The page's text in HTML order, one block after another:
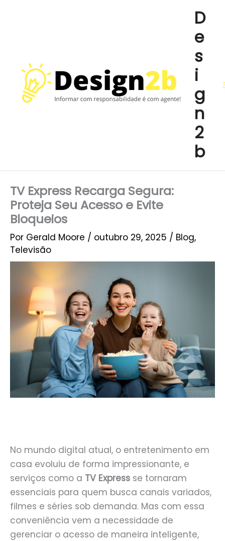
D
e
s
i
g
n
2
b
TV Express Recarga Segura:
Proteja Seu Acesso e Evite
Bloqueios
Por Gerald Moore / outubro 29, 2025 / Blog,
Televisão
No mundo digital atual, o entretenimento em
casa evoluiu de forma impressionante, e
serviços como a TV Express se tornaram
essenciais para quem busca canais variados,
filmes e séries sob demanda. Mas com essa
conveniência vem a necessidade de
gerenciar o acesso de maneira inteligente,